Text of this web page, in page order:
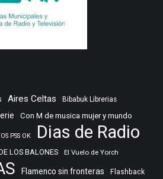
Aires Celtas Bibabuk Librerias
Con M de musica mujer y mundo
PSS OK Dias de Radio
LOS BALONES El Vuelo de Yorch
Flamenco sin fronteras Flashback